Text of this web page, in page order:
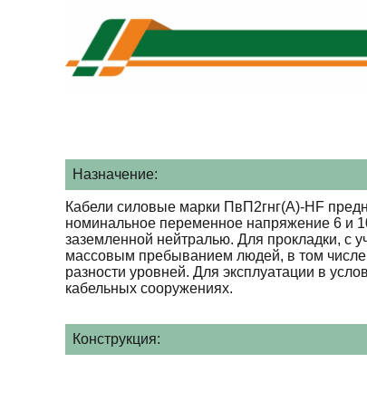
Назначение:
Кабели силовые марки ПвП2гнг(А)-HF
номинальное переменное напряжение 6 и
заземленной нейтралью. Для прокладки, с
массовым пребыванием людей, в том числе
разности уровней. Для эксплуатации в
кабельных сооружениях.
Конструкция: